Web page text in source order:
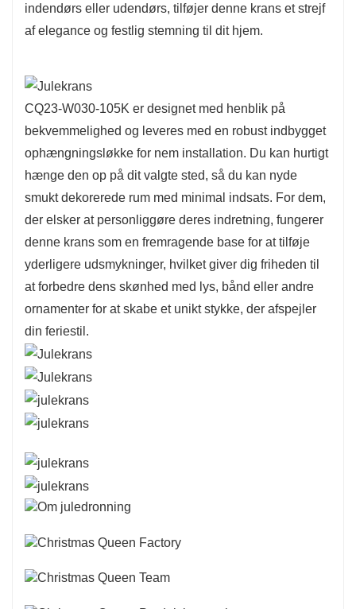
sikrer, at dens skønhed varer gennem flere
højtider. Det miljøvenlige design muliggør
dine sæsonbestemte dekorationsbehov. CQ23-
W030-105K forener smukt stil og praktisk
anvendelighed, hvilket gør den til en værdsat
dekoration i mange år fremover.
indendørs eller udendørs, tilføjer denne krans et strejf
af elegance og festlig stemning til dit hjem.
CQ23-W030-105K er designet med henblik på
bekvemmelighed og leveres med en robust indbygget
ophængningsløkke for nem installation. Du kan hurtigt
hænge den op på dit valgte sted, så du kan nyde
smukt dekorerede rum med minimal indsats. For dem,
der elsker at personliggøre deres indretning, fungerer
denne krans som en fremragende base for at tilføje
yderligere udsmykninger, hvilket giver dig friheden til
at forbedre dens skønhed med lys, bånd eller andre
ornamenter for at skabe et unikt stykke, der afspejler
din feriestil.